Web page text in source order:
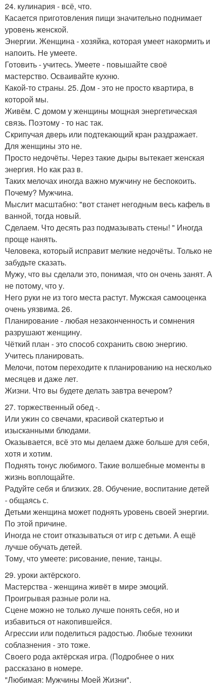
24. кулинария - всё, что.
Касается приготовления пищи значительно поднимает
уровень женской.
Энергии. Женщина - хозяйка, которая умеет накормить и
напоить. Не умеете.
Готовить - учитесь. Умеете - повышайте своё
мастерство. Осваивайте кухню.
Какой-то страны. 25. Дом - это не просто квартира, в
которой мы.
Живём. С домом у женщины мощная энергетическая
связь. Поэтому - то нас так.
Скрипучая дверь или подтекающий кран раздражает.
Для женщины это не.
Просто недочёты. Через такие дыры вытекает женская
энергия. Но как раз в.
Таких мелочах иногда важно мужчину не беспокоить.
Почему? Мужчина.
Мыслит масштабно: "вот станет негодным весь кафель в
ванной, тогда новый.
Сделаем. Что десять раз подмазывать стены! " Иногда
проще нанять.
Человека, который исправит мелкие недочёты. Только не
забудьте сказать.
Мужу, что вы сделали это, понимая, что он очень занят. А
не потому, что у.
Него руки не из того места растут. Мужская самооценка
очень уязвима. 26.
Планирование - любая незаконченность и сомнения
разрушают женщину.
Чёткий план - это способ сохранить свою энергию.
Учитесь планировать.
Мелочи, потом переходите к планированию на несколько
месяцев и даже лет.
Жизни. Что вы будете делать завтра вечером?
27. торжественный обед -.
Или ужин со свечами, красивой скатертью и
изысканными блюдами.
Оказывается, всё это мы делаем даже больше для себя,
хотя и хотим.
Поднять тонус любимого. Такие волшебные моменты в
жизнь воплощайте.
Радуйте себя и близких. 28. Обучение, воспитание детей
- общаясь с.
Детьми женщина может поднять уровень своей энергии.
По этой причине.
Иногда не стоит отказываться от игр с детьми. А ещё
лучше обучать детей.
Тому, что умеете: рисование, пение, танцы.
29. уроки актёрского.
Мастерства - женщина живёт в мире эмоций.
Проигрывая разные роли на.
Сцене можно не только лучше понять себя, но и
избавиться от накопившейся.
Агрессии или поделиться радостью. Любые техники
соблазнения - это тоже.
Своего рода актёрская игра. (Подробнее о них
рассказано в номере.
"Любимая: Мужчины Моей Жизни".